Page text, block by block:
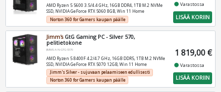
AMD Ryzen 5 5600 3.5/4.4 GHz, 16GB DDR4, 1TB M.2 NVMe
SSD, NVIDIA GeForce RTX 5060 8GB, Win 11 Home
Norton 360 for Gamers kaupan päälle
fiber_manual_recordVarastossa
LISÄÄ KORIIN
Jimm'sGtG Gaming PC - Silver 570,
pelitietokone
JIMMS-A-N-GTG-S570
AMD Ryzen 5 8400F 4.2/4.7 GHz, 16GB DDR5, 1TB M.2 NVMe
SSD, NVIDIA GeForce RTX 5070 12GB, Win 11 Home
Jimm's Silver - sujuvaan pelaamiseen edullisesti
Norton 360 for Gamers kaupan päälle
1 819,00 €
fiber_manual_recordVarastossa
LISÄÄ KORIIN